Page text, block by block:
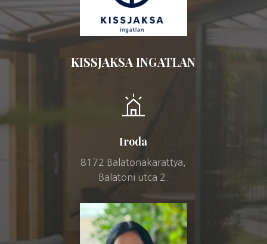
KISSJAKSA INGATLAN
Iroda
8172 Balatonakarattya,
Balatoni utca 2.